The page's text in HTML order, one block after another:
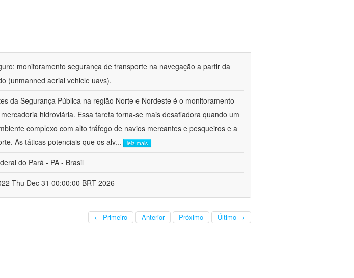
monitoramento segurança de transporte na navegação a partir da
(unmanned aerial vehicle uavs).
da Segurança Pública na região Norte e Nordeste é o monitoramento
hidroviária. Essa tarefa torna-se mais desafiadora quando um
complexo com alto tráfego de navios mercantes e pesqueiros e a
As táticas potenciais que os alv... leia mais
do Pará - PA - Brasil
Thu Dec 31 00:00:00 BRT 2026
← Primeiro Anterior Próximo Último →